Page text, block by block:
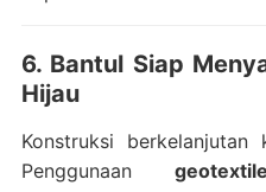
6. Bantul Siap
Hijau
Konstruksi
Penggunaan